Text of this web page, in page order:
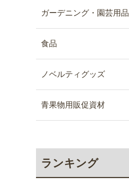
ガーデニング・園芸用品
食品
ノベルティグッズ
青果物用販促資材
ランキング